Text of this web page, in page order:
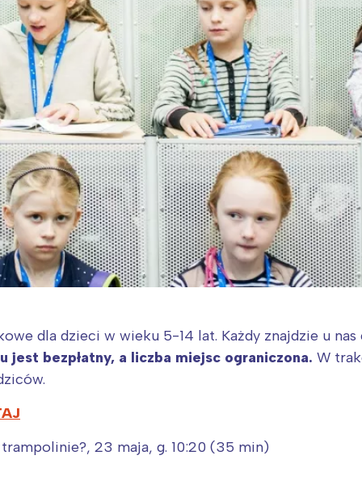
dla dzieci w wieku 5-14 lat. Każdy znajdzie u nas
jest bezpłatny, a liczba miejsc ograniczona. W
23 maja, g. 10:20 (35 min)